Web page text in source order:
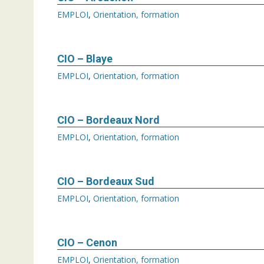
EMPLOI, Orientation, formation
CIO – Blaye
EMPLOI, Orientation, formation
CIO – Bordeaux Nord
EMPLOI, Orientation, formation
CIO – Bordeaux Sud
EMPLOI, Orientation, formation
CIO – Cenon
EMPLOI, Orientation, formation